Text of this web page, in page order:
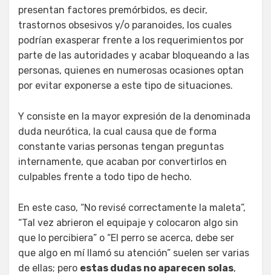
presentan factores premórbidos, es decir,
trastornos obsesivos y/o paranoides, los cuales
podrían exasperar frente a los requerimientos por
parte de las autoridades y acabar bloqueando a las
personas, quienes en numerosas ocasiones optan
por evitar exponerse a este tipo de situaciones.
Y consiste en la mayor expresión de la denominada
duda neurótica, la cual causa que de forma
constante varias personas tengan preguntas
internamente, que acaban por convertirlos en
culpables frente a todo tipo de hecho.
En este caso, “No revisé correctamente la maleta”,
“Tal vez abrieron el equipaje y colocaron algo sin
que lo percibiera” o “El perro se acerca, debe ser
que algo en mí llamó su atención” suelen ser varias
de ellas; pero estas dudas no aparecen solas,